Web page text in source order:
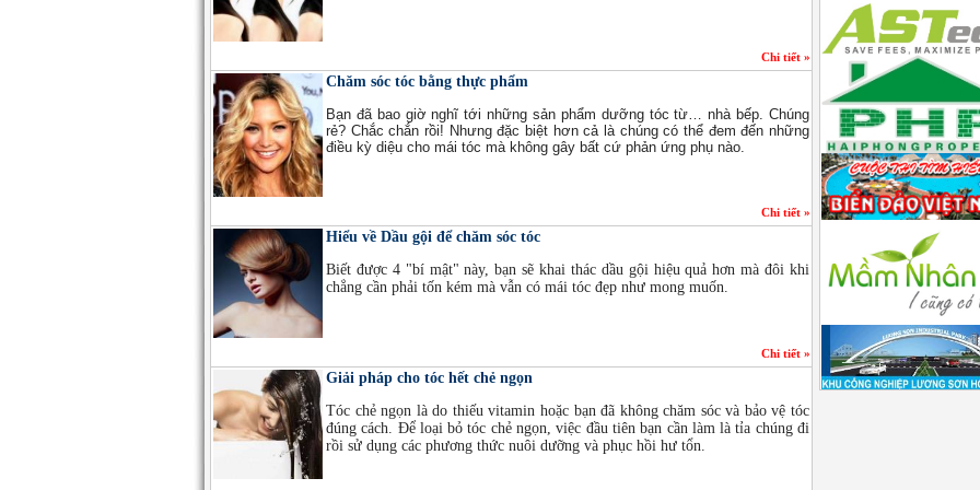
Chi tiết »
Chăm sóc tóc bằng thực phẩm
Bạn đã bao giờ nghĩ tới những sản phẩm dưỡng tóc từ… nhà bếp. Chúng
rẻ? Chắc chắn rồi! Nhưng đặc biệt hơn cả là chúng có thể đem đến những
điều kỳ diệu cho mái tóc mà không gây bất cứ phản ứng phụ nào.
Chi tiết »
Hiểu về Dầu gội để chăm sóc tóc
Biết được 4 "bí mật" này, bạn sẽ khai thác dầu gội hiệu quả hơn mà đôi khi
chẳng cần phải tốn kém mà vẫn có mái tóc đẹp như mong muốn.
Chi tiết »
Giải pháp cho tóc hết chẻ ngọn
Tóc chẻ ngọn là do thiếu vitamin hoặc bạn đã không chăm sóc và bảo vệ tóc
đúng cách. Để loại bỏ tóc chẻ ngọn, việc đầu tiên bạn cần làm là tỉa chúng đi
rồi sử dụng các phương thức nuôi dưỡng và phục hồi hư tổn.